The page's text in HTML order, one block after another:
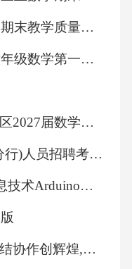
教训、引以为
新发展”先进事迹
励党员干部担当
部深刻认识到
立正确的价值
为民情怀
受监督。通过设
征求意见函、
式，广泛征求
十堰市2027届六上数学期末教学质量检测试题含解析
2027届兰州市榆中县六年级数学第一学期期末学业水平测试试题含解析
黑龙江省大庆市萨尔图区2027届数学六年级第一学期期末质量检测试题含解析
2026年招商银行(厦门分行)人员招聘考试备考题库及答案详解
第15课 遥控灯-高中信息技术Arduino开源硬件系列课程教学设计
小学主题班会课件：团结协作创辉煌,团结友爱促成长